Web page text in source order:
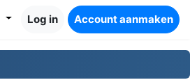
Log in Account aanmaken